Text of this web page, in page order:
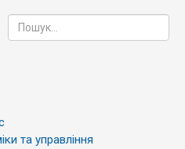
та управління